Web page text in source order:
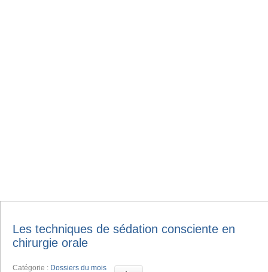
Les techniques de sédation consciente en
chirurgie orale
Catégorie : Dossiers du mois